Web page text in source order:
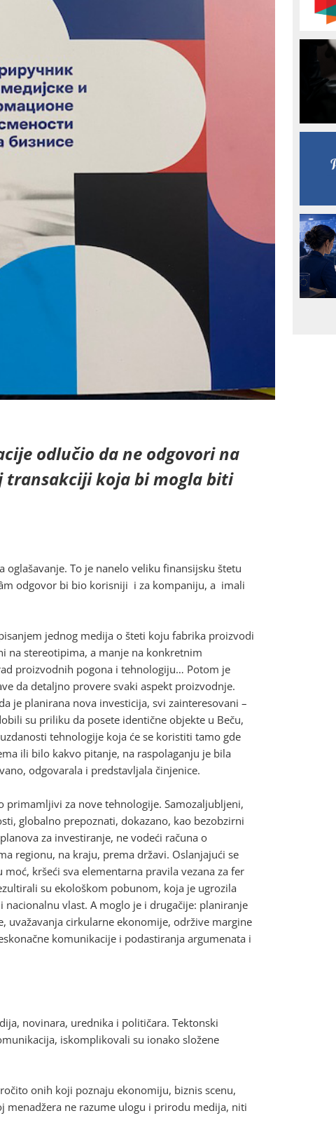
odlučio da ne odgovori na
transakciji koja bi mogla biti
To je nanelo veliku finansijsku štetu
odgovor bi bio korisniji i za kompaniju, a imali
jednog medija o šteti koju fabrika proizvodi
na stereotipima, a manje na konkretnim
proizvodnih pogona i tehnologiju… Potom je
da detaljno provere svaki aspekt proizvodnje.
je planirana nova investicija, svi zainteresovani –
su priliku da posete identične objekte u Beču,
tehnologije koja će se koristiti tamo gde
ili bilo kakvo pitanje, na raspolaganju je bila
odgovarala i predstavljala činjenice.
primamljivi za nove tehnologije. Samozaljubljeni,
globalno prepoznati, dokazano, kao bezobzirni
za investiranje, ne vodeći računa o
regionu, na kraju, prema državi. Oslanjajući se
kršeći sva elementarna pravila vezana za fer
su ekološkom pobunom, koja je ugrozila
vlast. A moglo je i drugačije: planiranje
uvažavanja cirkularne ekonomije, održive margine
komunikacije i podastiranja argumenata i
novinara, urednika i političara. Tektonski
iskomplikovali su ionako složene
onih koji poznaju ekonomiju, biznis scenu,
menadžera ne razume ulogu i prirodu medija, niti